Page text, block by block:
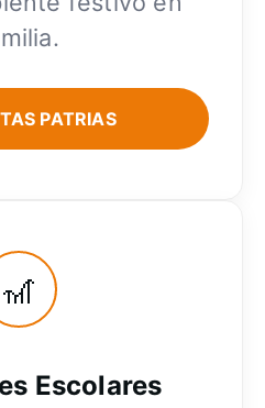
PATRIAS
🎢
Escolares